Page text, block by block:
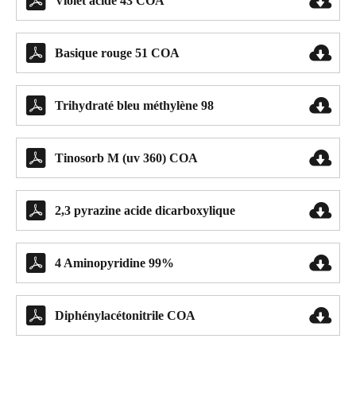
 Basique rouge 51 COA 
 Trihydraté bleu méthylène 98 
 Tinosorb M (uv 360) COA 
 2,3 pyrazine acide dicarboxylique 
 4 Aminopyridine 99% 
 Diphénylacétonitrile COA 